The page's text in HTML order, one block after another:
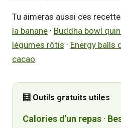
Tu aimeras aussi ces
la banane · Buddha bowl
légumes rôtis · Energy balls
cacao.
🧮 Outils gratuits utiles
Calories d'un repas ·